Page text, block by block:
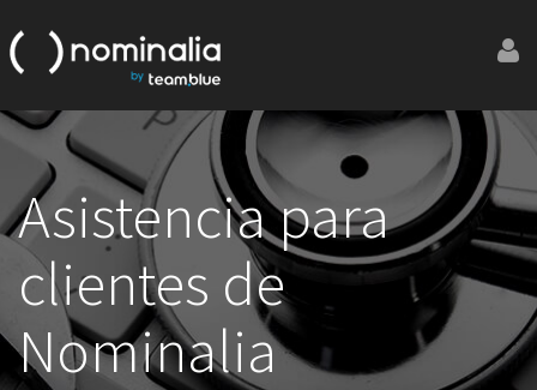
Asistencia para
clientes de
Nominalia